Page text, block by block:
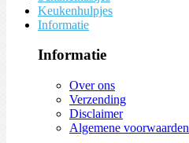
Keukenhulpjes
Informatie
Informatie
Over ons
Verzending
Disclaimer
Algemene voorwaarden